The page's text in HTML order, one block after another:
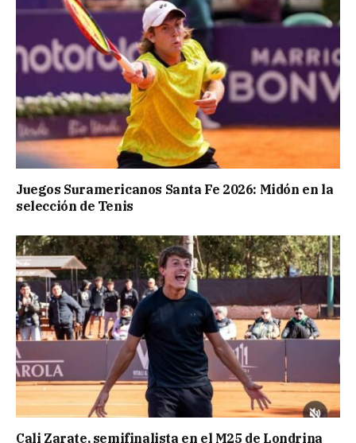
Juegos Suramericanos Santa Fe 2026: Midón en la
selección de Tenis
Cali Zarate, semifinalista en el M25 de Londrina